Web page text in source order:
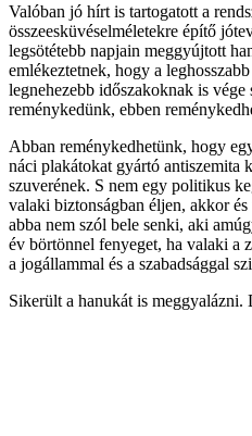
Valóban jó hírt is tartogatott a
összeesküvéselméletekre építő
legsötétebb napjain meggyújtott
emlékeztetnek, hogy a
legnehezebb időszakoknak is vége
reménykedünk, ebben
Abban reménykedhetünk, hogy
náci plakátokat gyártó antiszemita
szuverének. S nem egy politikus
valaki biztonságban éljen, akkor
abba nem szól bele senki, aki
év börtönnel fenyeget, ha valaki a
a jogállammal és a szabadsággal
Sikerült a hanukát is meggyalázni.